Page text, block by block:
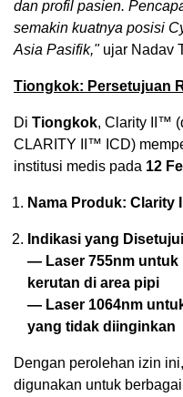
dan profil pasien.
semakin kuatnya posisi
Asia Pasifik,"ujar Nadav
Tiongkok: Persetujuan
Di Tiongkok, Clarity II™
CLARITY II™ ICD)
institusi medis pada 12
Nama Produk: Clarity
Indikasi yang
— Laser 755nm untuk
kerutan di area pipi
— Laser 1064nm
yang tidak diinginkan
Dengan perolehan izin
digunakan untuk